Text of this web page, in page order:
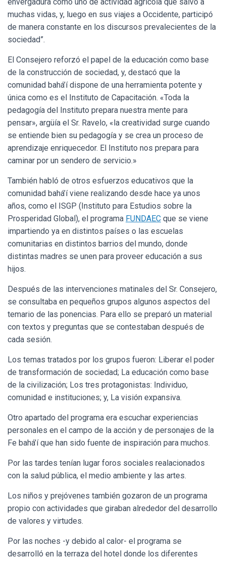
muchas vidas, y, luego en sus viajes a Occidente, participó
de manera constante en los discursos prevalecientes de la
sociedad”.
El Consejero reforzó el papel de la educación como base
de la construcción de sociedad, y, destacó que la
comunidad bahá’í dispone de una herramienta potente y
única como es el Instituto de Capacitación. «Toda la
pedagogía del Instituto prepara nuestra mente para
pensar», argüía el Sr. Ravelo, «la creatividad surge cuando
se entiende bien su pedagogía y se crea un proceso de
aprendizaje enriquecedor. El Instituto nos prepara para
caminar por un sendero de servicio.»
También habló de otros esfuerzos educativos que la
comunidad bahá’í viene realizando desde hace ya unos
años, como el ISGP (Instituto para Estudios sobre la
Prosperidad Global), el programa FUNDAEC que se viene
impartiendo ya en distintos países o las escuelas
comunitarias en distintos barrios del mundo, donde
distintas madres se unen para proveer educación a sus
hijos.
Después de las intervenciones matinales del Sr. Consejero,
se consultaba en pequeños grupos algunos aspectos del
temario de las ponencias. Para ello se preparó un material
con textos y preguntas que se contestaban después de
cada sesión.
Los temas tratados por los grupos fueron: Liberar el poder
de transformación de sociedad; La educación como base
de la civilización; Los tres protagonistas: Individuo,
comunidad e instituciones; y, La visión expansiva.
Otro apartado del programa era escuchar experiencias
personales en el campo de la acción y de personajes de la
Fe bahá’í que han sido fuente de inspiración para muchos.
Por las tardes tenían lugar foros sociales realacionados
con la salud pública, el medio ambiente y las artes.
Los niños y prejóvenes también gozaron de un programa
propio con actividades que giraban alrededor del desarrollo
de valores y virtudes.
Por las noches -y debido al calor- el programa se
desarrolló en la terraza del hotel donde los diferentes